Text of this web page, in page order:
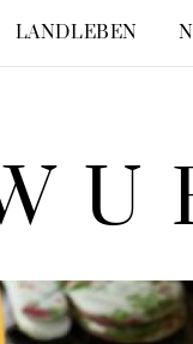
LANDLEBEN